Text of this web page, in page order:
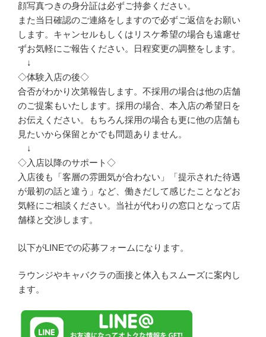
顔写真つきの身分証は必ずご持参ください。
また当日確認のご連絡をしますので必ずご返信をお願い
します。キャンセルもしくはリスケ希望の場合も遠慮せ
ずお気軽にご報告ください。日程変更の調整をします。
↓
◇体験入店の後◇
合否がわかり次第報告します。不採用の場合は他の店舗
のご提案もいたします。採用の場合、本入店の希望日を
お伝えください。もちろん採用の場合も更に他の店舗も
見たいから保留とかでも問題ありません。
↓
◇入店以降のサポート◇
入店後も「客層の雰囲気が合わない」「提示された待遇
が最初の話と違う」など、働きだして感じたことなどお
気軽にご相談ください。当社が代わりの窓口となって店
舗様と交渉します。
以下がLINEでの応募フォームになります。
ラウンジやキャバクラの面接と体入もスムーズに案内し
ます。